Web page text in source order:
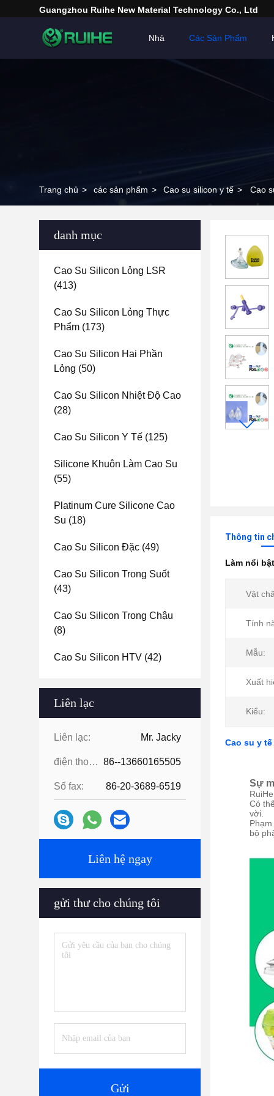
Guangzhou Ruihe New Material Technology Co., Ltd
Nhà Các Sản Phẩm
Trang chủ > các sản phẩm > Cao su silicon y tế > Cao
danh mục
Cao Su Silicon Lỏng LSR
(413)
Cao Su Silicon Lỏng Thực
Phẩm (173)
Cao Su Silicon Hai Phần
Lỏng (50)
Cao Su Silicon Nhiệt Độ Cao
(28)
Cao Su Silicon Y Tế (125)
Silicone Khuôn Làm Cao Su
(55)
Platinum Cure Silicone Cao
Su (18)
Cao Su Silicon Đặc (49)
Cao Su Silicon Trong Suốt
(43)
Cao Su Silicon Trong Chậu
(8)
Cao Su Silicon HTV (42)
Liên lạc
Liên lạc: Mr. Jacky
điện thoại: 86--13660165505
Số fax: 86-20-3689-6519
Liên hệ ngay
gửi thư cho chúng tôi
Gửi
Thông tin
Làm nổi
Vật
Tính
Mẫu:
Xuất
Kiểu:
Cao su y
Sự
Có
vời.
bộ